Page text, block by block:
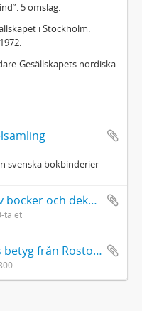
5 omslag.
i Stockholm:
Gesällskapets nordiska
svenska bokbinderier
Manne Dahlstedts samling av böcker och dekorerade papper
talet
Svenska bokbindaregesällers betyg från Rostock (kopior)